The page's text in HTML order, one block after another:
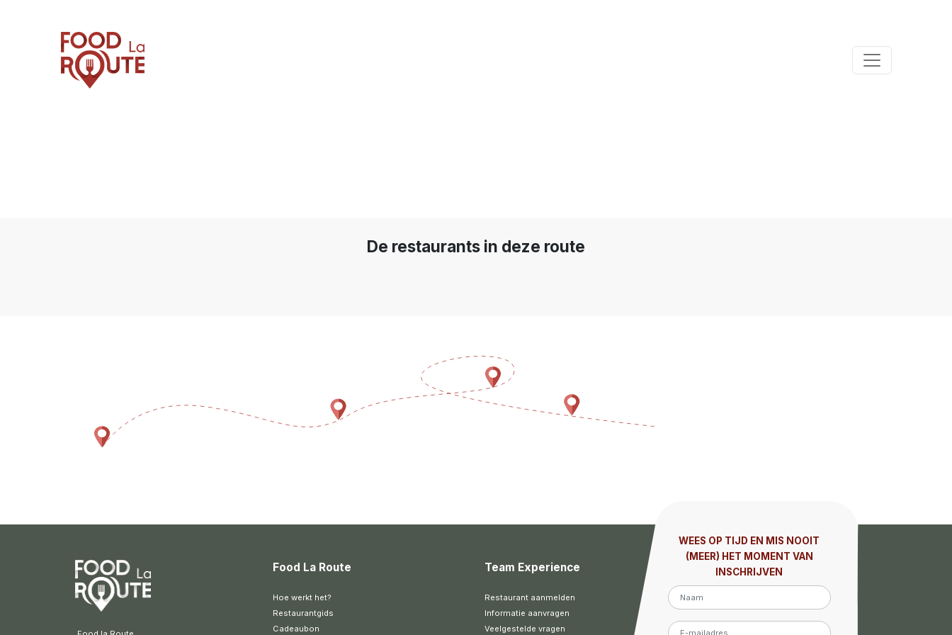
De restaurants in deze route
Food La Route
Hoe werkt het?
Restaurantgids
Cadeaubon
Team Experience
Restaurant aanmelden
Informatie aanvragen
Veelgestelde vragen
WEES OP TIJD EN MIS NOOIT
(MEER) HET MOMENT VAN
INSCHRIJVEN